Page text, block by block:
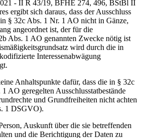
- II R 43/19, BFHE 274, 496, BStBl II
ergibt sich daraus, dass der Ausschluss
§ 32c Abs. 1 Nr. 1 AO nicht in Gänze,
angeordnet ist, der für die
Abs. 1 AO genannten Zwecke nötig ist
wird durch die in
Interessenabwägung
Anhaltspunkte dafür, dass die in § 32c
AO geregelten Ausschlusstatbestände
und Grundfreiheiten nicht achten
1 DSGVO).
Auskunft über die sie betreffenden
und die Berichtigung der Daten zu